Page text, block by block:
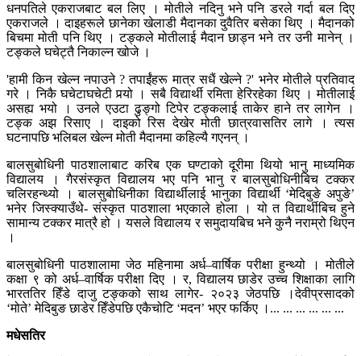
धनपतिले एकराजबाट बल लिए । मोतीले नदिनु भने पनि डरले गर्दा बल दिए
एकराजले । दाइहरूले छानेका खेलाडी मैदानका दुवैतिर बसेका थिए । मैदानको
बिचमा मोती पनि थिए । टङ्कले मोतीलाई मैदान छाड्न भने तर उनी मानेन् ।
टङ्कले घचेट्तै निकाल्न खोजे ।
'हामी किन खेल्न नपाउने ? तपाईंहरू मात्र सधैं खेल्ने ?' भनेर मोतीले प्रतिवाद
गरे । निकै घचेटाघचेटी पर्‍यो । सबै विद्यार्थी रमिता हेरिरहेका थिए । मोतीलाई
असह्य भयो । उनले एउटा ढुङ्गो टिपेर टङ्कलाई ताकेर हाने तर लागेन ।
टङ्क अझ रिसाए । दाइको रिस देखेर मोती छात्रवासतिर लागे । त्यस
घटनापछि भलिबल खेल्न मोती मैदानमा कहिल्यै गएनन् ।
बालसुबोधिनी पाठशालाबाट करिब एक घण्टाको दूरीमा थियो भानु माध्यमिक
विद्यालय । गैरसंस्कृत विद्यालय भए पनि भानु र बालसुबोधिनीबिच टक्कर
चलिरहन्थ्यो । बालसुबोधिनीका विद्यार्थीलाई भानुका विद्यार्थी ‘मेदिबुङे अपुङे’
भनेर जिस्क्याउँथे- संस्कृत पाठशाला भएकाले होला । यो त विद्यार्थीबिच हुने
सामान्य टक्कर मात्रै हो । यसले विद्यालय र समुदायबिच भने कुनै नराम्रो थिएन
।
बालसुबोधिनी पाठशालामा जेठ महिनामा अर्ध–वार्षिक परीक्षा हुन्थ्यो । मोतीले
कक्षा ९ को अर्ध–वार्षिक परीक्षा दिए । र, विद्यालय छाडेर उच्च शिक्षाका लागि
भारततिर हिँडे दाजु टङ्कको साथ लागेर- २०२३ जेठपछि ।देवीप्रसादको
‘मोते’ मेदिबुङ छाडेर हिँडेपछि एकैचोटि ‘मदन’ भएर फर्किए ।... ... ... ... ... ...
मधेसतिर